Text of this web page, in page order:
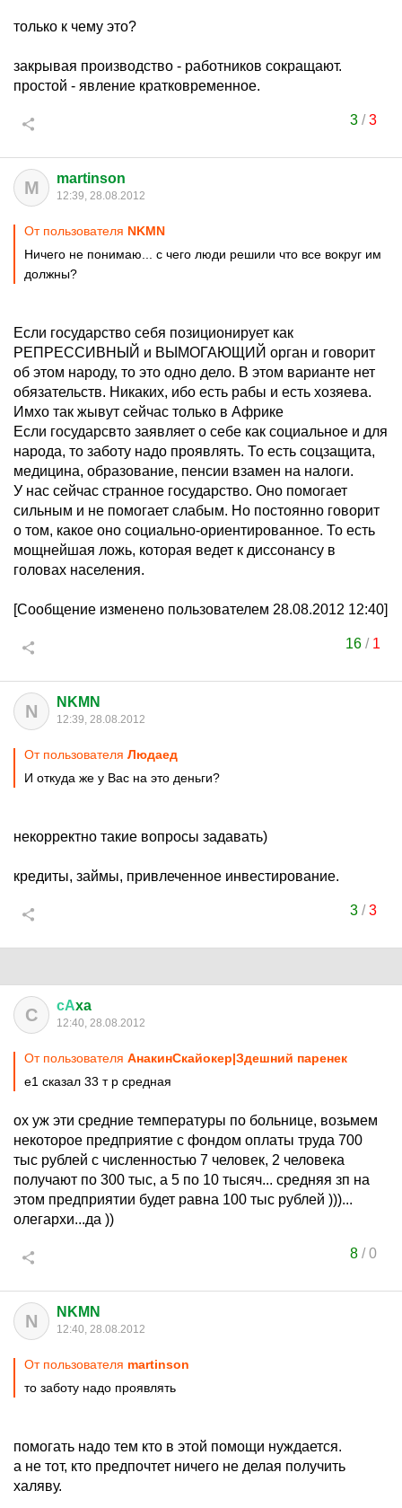
только к чему это?
закрывая производство - работников сокращают.
простой - явление кратковременное.
3/3
M martinson
12:39, 28.08.2012
От пользователя NKMN
Ничего не понимаю... с чего люди решили что все вокруг им
должны?
Если государство себя позиционирует как
РЕПРЕССИВНЫЙ и ВЫМОГАЮЩИЙ орган и говорит
об этом народу, то это одно дело. В этом варианте нет
обязательств. Никаких, ибо есть рабы и есть хозяева.
Имхо так жывут сейчас только в Африке
Если государсвто заявляет о себе как социальное и для
народа, то заботу надо проявлять. То есть соцзащита,
медицина, образование, пенсии взамен на налоги.
У нас сейчас странное государство. Оно помогает
сильным и не помогает слабым. Но постоянно говорит
о том, какое оно социально-ориентированное. То есть
мощнейшая ложь, которая ведет к диссонансу в
головах населения.
[Сообщение изменено пользователем 28.08.2012 12:40]
16 / 1
N NKMN
12:39, 28.08.2012
От пользователя Людаед
И откуда же у Вас на это деньги?
некорректно такие вопросы задавать)
кредиты, займы, привлеченное инвестирование.
3/3
С сАxa
12:40, 28.08.2012
От пользователя АнакинСкайокер|Здешний паренек
е1 сказал 33 т р средная
ох уж эти средние температуры по больнице, возьмем
некоторое предприятие с фондом оплаты труда 700
тыс рублей с численностью 7 человек, 2 человека
получают по 300 тыс, а 5 по 10 тысяч... средняя зп на
этом предприятии будет равна 100 тыс рублей )))...
олегархи...да ))
8/0
N NKMN
12:40, 28.08.2012
От пользователя martinson
то заботу надо проявлять
помогать надо тем кто в этой помощи нуждается.
а не тот, кто предпочтет ничего не делая получить
халяву.